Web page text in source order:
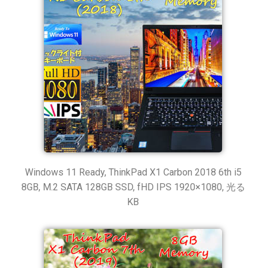
Windows 11 Ready, ThinkPad X1 Carbon 2018 6th i5
8GB, M.2 SATA 128GB SSD, fHD IPS 1920×1080, 光る
KB